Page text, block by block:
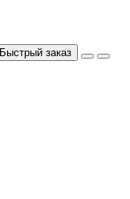
Быстрый заказ